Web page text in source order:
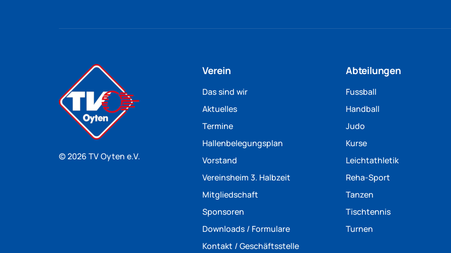
© 2026 TV Oyten e.V.
Verein
Das sind wir
Aktuelles
Termine
Hallenbelegungsplan
Vorstand
Vereinsheim 3. Halbzeit
Mitgliedschaft
Sponsoren
Downloads / Formulare
Kontakt / Geschäftsstelle
Abteilungen
Fussball
Handball
Judo
Kurse
Leichtathletik
Reha-Sport
Tanzen
Tischtennis
Turnen